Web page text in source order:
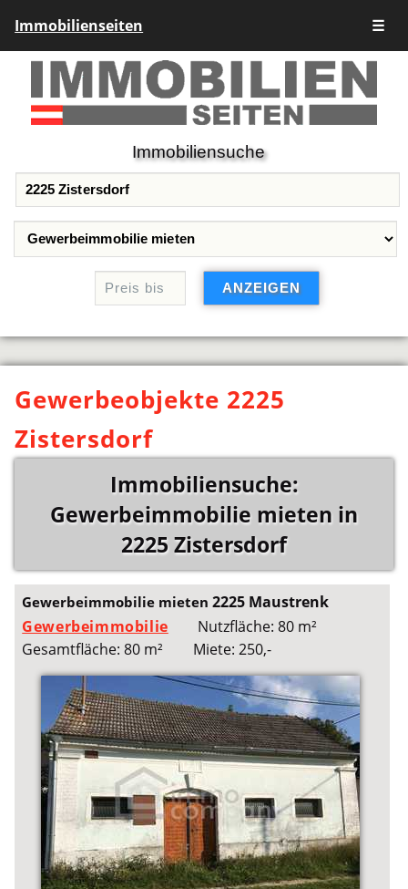
Immobilienseiten ☰
Immobiliensuche
Gewerbeobjekte 2225
Zistersdorf
Immobiliensuche:
Gewerbeimmobilie mieten in
2225 Zistersdorf
Gewerbeimmobilie mieten2225 Maustrenk
Gewerbeimmobilie
Nutzfläche: 80 m²
Gesamtfläche: 80 m²
Miete: 250,-